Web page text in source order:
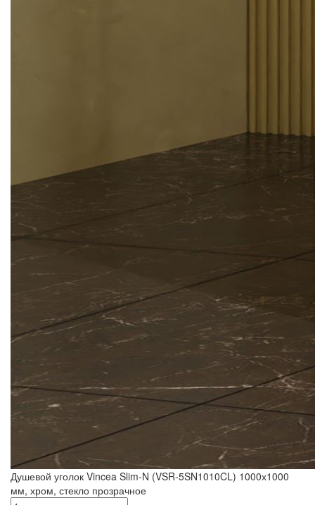
Душевой уголок Vincea Slim-N (VSR-5SN1010CL) 1000х1000
мм, хром, стекло прозрачное